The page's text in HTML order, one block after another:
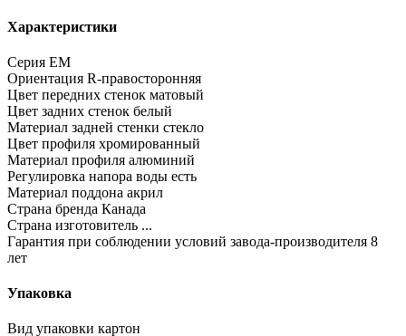
Характеристики
Серия EM
Ориентация R-правосторонняя
Цвет передних стенок матовый
Цвет задних стенок белый
Материал задней стенки стекло
Цвет профиля хромированный
Материал профиля алюминий
Регулировка напора воды есть
Материал поддона акрил
Страна бренда Канада
Страна изготовитель ...
Гарантия при соблюдении условий завода-производителя 8
лет
Упаковка
Вид упаковки картон